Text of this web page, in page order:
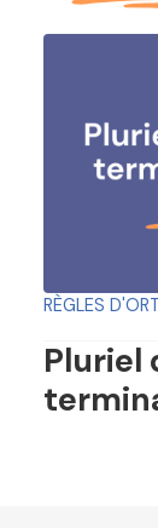
RÈGLES
Pluriel